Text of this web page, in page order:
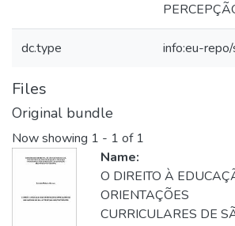
dc.type info:eu-
Files
Original bundle
Now showing 1 - 1 of 1
Name:
O DIREITO À
ORIENTAÇÕES
CURRICULARES DE